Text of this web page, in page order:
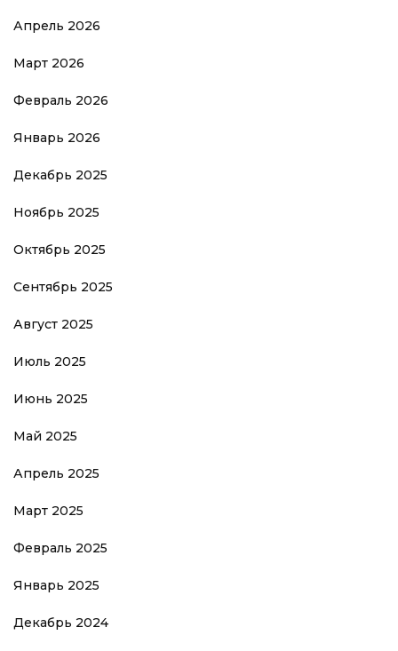
Апрель 2026
Март 2026
Февраль 2026
Январь 2026
Декабрь 2025
Ноябрь 2025
Октябрь 2025
Сентябрь 2025
Август 2025
Июль 2025
Июнь 2025
Май 2025
Апрель 2025
Март 2025
Февраль 2025
Январь 2025
Декабрь 2024